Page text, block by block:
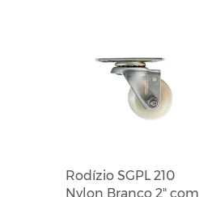
Rodízio SGPL 210
Nylon Branco 2" com